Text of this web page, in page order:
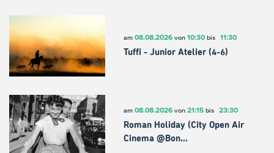
am 08.08.2026von 10:30bis 11:30
Tuffi - Junior Atelier (4-6)
am 08.08.2026von 21:15bis 23:30
Roman Holiday (City Open Air
Cinema @Bon…